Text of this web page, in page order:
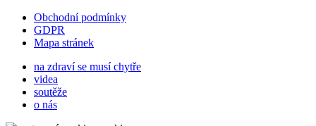
Obchodní podmínky
GDPR
Mapa stránek
na zdraví se musí chytře
videa
soutěže
o nás